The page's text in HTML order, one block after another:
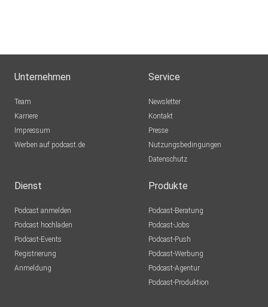
Unternehmen
Team
Karriere
Impressum
Werben auf podcast.de
Service
Newsletter
Kontakt
Presse
Nutzungsbedingungen
Datenschutz
Dienst
Podcast anmelden
Podcast hochladen
Podcast-Events
Registrierung
Anmeldung
Produkte
Podcast-Beratung
Podcast-Jobs
Podcast-Push
Podcast-Werbung
Podcast-Agentur
Podcast-Produktion